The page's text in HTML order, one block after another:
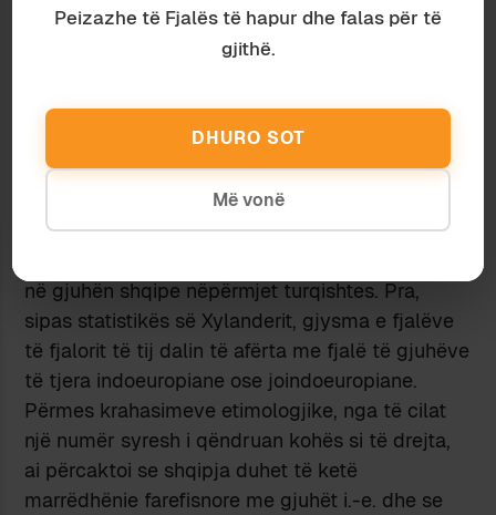
greqishten, 650 fjalë të ngjashme me latinishten,
rreth 500 fjalë me gjuhët e ndryshme
rreth 190 fjalë të ngjashme me turqishten. Ndër
këto të fundit, përveç fjalëve me burim të
drejtpërdrejtë nga gjuha turke, përfshihen edhe
një numër fjalësh me burim nga persishtja (që
është gjuhë indoeuropiane) dhe nga arabishtja
në gjuhën shqipe nëpërmjet turqishtes. Pra,
sipas statistikës së Xylanderit, gjysma e fjalëve
të fjalorit të tij dalin të afërta me fjalë të gjuhëve
të tjera indoeuropiane ose joindoeuropiane.
Përmes krahasimeve etimologjike, nga të cilat
një numër syresh i qëndruan kohës si të drejta,
ai përcaktoi se shqipja duhet të ketë
marrëdhënie farefisnore me gjuhët i.-e. dhe se
Peizazhe të Fjalës të hapur dhe falas për të
gjithë.
DHURO SOT
Më vonë